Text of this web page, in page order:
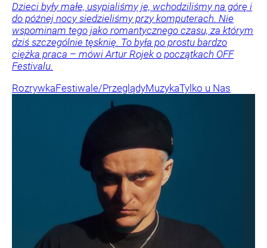
Dzieci były małe, usypialiśmy je, wchodziliśmy na górę i
do późnej nocy siedzieliśmy przy komputerach. Nie
wspominam tego jako romantycznego czasu, za którym
dziś szczególnie tęsknię. To była po prostu bardzo
ciężka praca – mówi Artur Rojek o początkach OFF
Festivalu.
RozrywkaFestiwale/PrzeglądyMuzykaTylko u Nas